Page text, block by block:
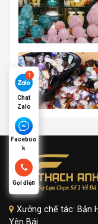
Xưởng chế tác: Bản
Yên Bái
Chat
Zalo
Faceboo
k
Gọi điện